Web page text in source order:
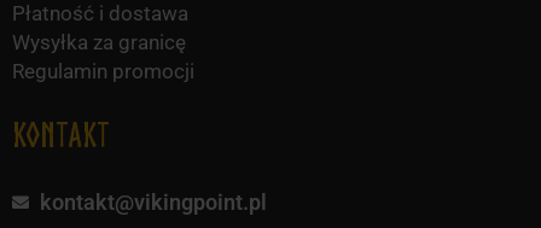
Płatność i dostawa
Wysyłka za granicę
Regulamin promocji
KONTAKT
kontakt@vikingpoint.pl